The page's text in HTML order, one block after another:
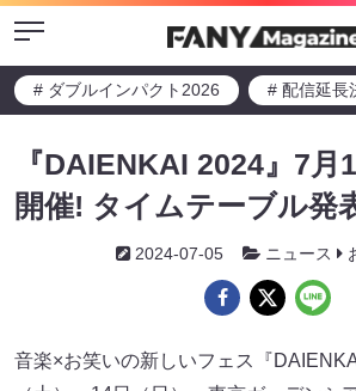
Menu
# ダブルインパクト2026 # 配信延長
『DAIENKAI 2024』7月
開催! タイムテーブル発
2024-07-05 ニュース
音楽×お笑いの新しいフェス『